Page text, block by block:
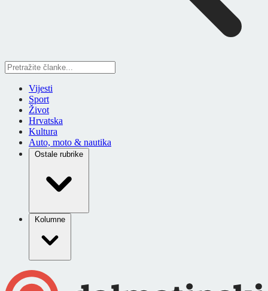
Vijesti
Sport
Život
Hrvatska
Kultura
Auto, moto & nautika
Ostale rubrike
Kolumne